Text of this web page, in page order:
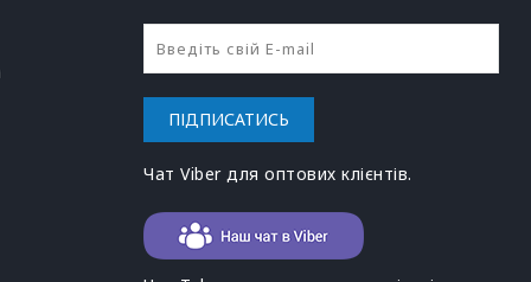
ПІДПИСАТИСЬ
Чат Viber для оптових клієнтів.